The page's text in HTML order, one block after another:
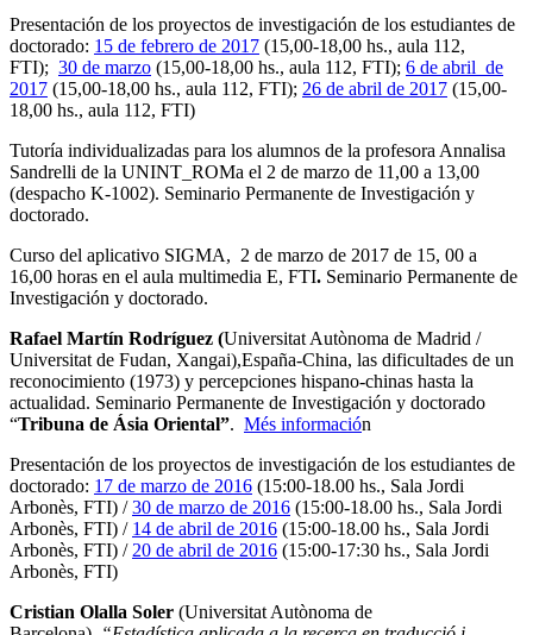
Presentación de los proyectos de investigación de los estudiantes de
doctorado: 15 de febrero de 2017 (15,00-18,00 hs., aula 112,
FTI); 30 de marzo (15,00-18,00 hs., aula 112, FTI); 6 de abril de
2017 (15,00-18,00 hs., aula 112, FTI); 26 de abril de 2017 (15,00-
18,00 hs., aula 112, FTI)
Tutoría individualizadas para los alumnos de la profesora Annalisa
Sandrelli de la UNINT_ROMa el 2 de marzo de 11,00 a 13,00
(despacho K-1002). Seminario Permanente de Investigación y
doctorado.
Curso del aplicativo SIGMA, 2 de marzo de 2017 de 15, 00 a
16,00 horas en el aula multimedia E, FTI. Seminario Permanente de
Investigación y doctorado.
Rafael Martín Rodríguez (Universitat Autònoma de Madrid /
Universitat de Fudan, Xangai),España-China, las dificultades de un
reconocimiento (1973) y percepciones hispano-chinas hasta la
actualidad. Seminario Permanente de Investigación y doctorado
“Tribuna de Ásia Oriental”. Més información
Presentación de los proyectos de investigación de los estudiantes de
doctorado: 17 de marzo de 2016 (15:00-18.00 hs., Sala Jordi
Arbonès, FTI) /30 de marzo de 2016 (15:00-18.00 hs., Sala Jordi
Arbonès, FTI) / 14 de abril de 2016 (15:00-18.00 hs., Sala Jordi
Arbonès, FTI) / 20 de abril de 2016 (15:00-17:30 hs., Sala Jordi
Arbonès, FTI)
Cristian Olalla Soler (Universitat Autònoma de